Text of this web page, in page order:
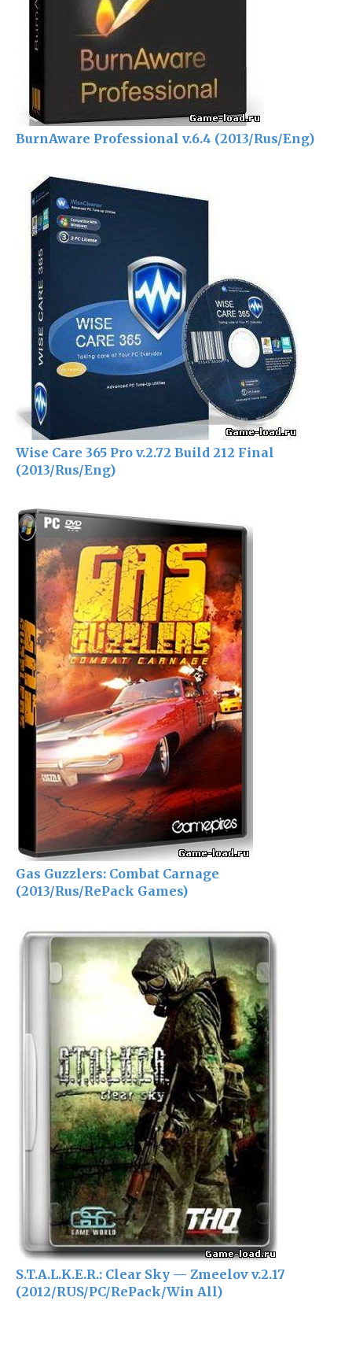
BurnAware Professional v.6.4 (2013/Rus/Eng)
Wise Care 365 Pro v.2.72 Build 212 Final
(2013/Rus/Eng)
Gas Guzzlers: Combat Carnage
(2013/Rus/RePack Games)
S.T.A.L.K.E.R.: Clear Sky — Zmeelov v.2.17
(2012/RUS/PC/RePack/Win All)